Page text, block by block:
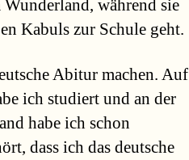
während sie
Kabuls zur Schule geht.
Abitur machen. Auf
ich studiert und an der
habe ich schon
dass ich das deutsche